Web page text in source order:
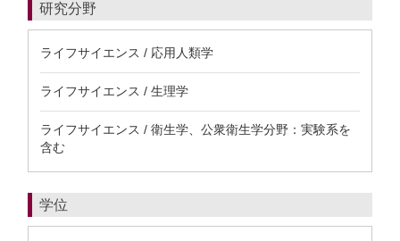
研究分野
ライフサイエンス / 応用人類学
ライフサイエンス / 生理学
ライフサイエンス / 衛生学、公衆衛生学分野：実験系を
含む
学位